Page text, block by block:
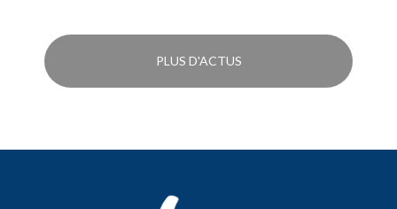
PLUS D'ACTUS